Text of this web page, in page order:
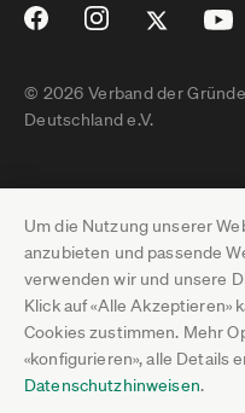
Um die Nutzung unserer
anzubieten und passende
verwenden wir und unsere
Klick auf «Alle Akzeptieren»
Cookies zustimmen. Mehr
«konfigurieren», alle Details
Datenschutzhinweisen.
© 2026 Verband der
Deutschland e.V.
Impressum
Datenschutz
Pressebereich
Jobs